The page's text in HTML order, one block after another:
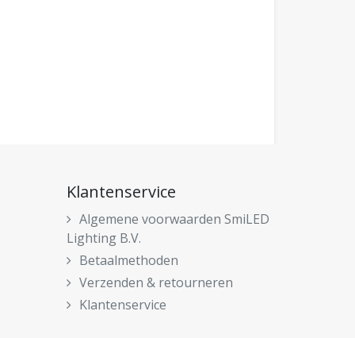
Klantenservice
Algemene voorwaarden SmiLED
Lighting B.V.
Betaalmethoden
Verzenden & retourneren
Klantenservice